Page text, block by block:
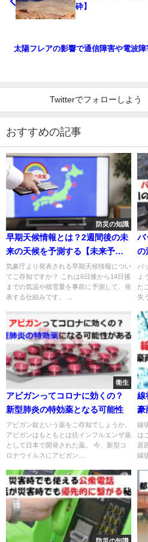
砕】
太陽フレアの影響で通信障害や電波
Twitterでフォローしよう
おすすめの記事
防災の知識
早期天候情報とは？2週間後の未
来の天候を予測する【未来予
知】
気象庁より発表される早期天候情報につい
てご存知ですか？ これは6日後から14日後
までの気温や積雪量を事前に予測して、発
表する仕組みです。 ...
バ
の
バ
ょ
た
失
衛生
アビガンってコロナに効くの？
新型肺炎の特効薬となる可能性
アビガン錠という薬をご存知でしょうか。
アビガンはもともとは抗インフルエンザ薬
として日本で開発された薬。 今、新型コ
ロナウイルスにアビガン...
線
豪
線
は
原
線